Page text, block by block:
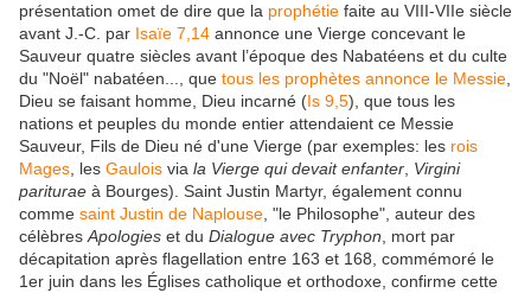
présentation omet de dire que la prophétie faite au VIII-VIIe siècle
avant J.-C. par Isaïe 7,14 annonce une Vierge concevant le
Sauveur quatre siècles avant l’époque des Nabatéens et du culte
du "Noël" nabatéen..., que tous les prophètes annonce le Messie
Dieu se faisant homme, Dieu incarné (Is 9,5), que tous les
nations et peuples du monde entier attendaient ce Messie
Sauveur, Fils de Dieu né d'une Vierge (par exemples: les rois
Mages , les Gaulois via la Vierge qui devait enfanter Virgini
pariturae à Bourges). Saint Justin Martyr, également connu
comme saint Justin de Naplouse , "le Philosophe", auteur des
célèbres Apologies et du Dialogue avec Tryphon , mort par
décapitation après flagellation entre 163 et 168, commémoré le
1er juin dans les Églises catholique et orthodoxe, confirme cette